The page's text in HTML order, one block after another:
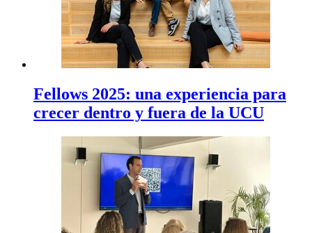
Fellows 2025: una experiencia para
crecer dentro y fuera de la UCU